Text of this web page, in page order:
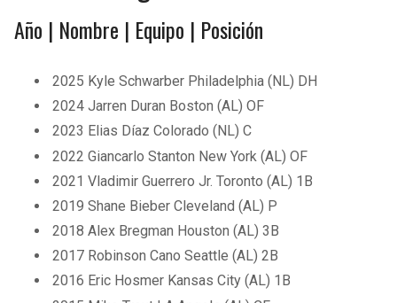
Año | Nombre | Equipo | Posición
2025 Kyle Schwarber Philadelphia (NL) DH
2024 Jarren Duran Boston (AL) OF
2023 Elias Díaz Colorado (NL) C
2022 Giancarlo Stanton New York (AL) OF
2021 Vladimir Guerrero Jr. Toronto (AL) 1B
2019 Shane Bieber Cleveland (AL) P
2018 Alex Bregman Houston (AL) 3B
2017 Robinson Cano Seattle (AL) 2B
2016 Eric Hosmer Kansas City (AL) 1B